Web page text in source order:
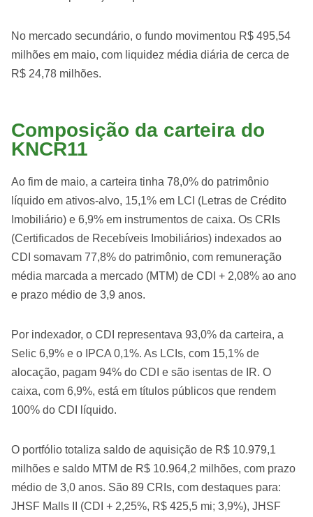
No mercado secundário, o fundo movimentou R$ 495,54
milhões em maio, com liquidez média diária de cerca de
R$ 24,78 milhões.
Composição da carteira do
KNCR11
Ao fim de maio, a carteira tinha 78,0% do patrimônio
líquido em ativos-alvo, 15,1% em LCI (Letras de Crédito
Imobiliário) e 6,9% em instrumentos de caixa. Os CRIs
(Certificados de Recebíveis Imobiliários) indexados ao
CDI somavam 77,8% do patrimônio, com remuneração
média marcada a mercado (MTM) de CDI + 2,08% ao ano
e prazo médio de 3,9 anos.
Por indexador, o CDI representava 93,0% da carteira, a
Selic 6,9% e o IPCA 0,1%. As LCIs, com 15,1% de
alocação, pagam 94% do CDI e são isentas de IR. O
caixa, com 6,9%, está em títulos públicos que rendem
100% do CDI líquido.
O portfólio totaliza saldo de aquisição de R$ 10.979,1
milhões e saldo MTM de R$ 10.964,2 milhões, com prazo
médio de 3,0 anos. São 89 CRIs, com destaques para:
JHSF Malls II (CDI + 2,25%, R$ 425,5 mi; 3,9%), JHSF